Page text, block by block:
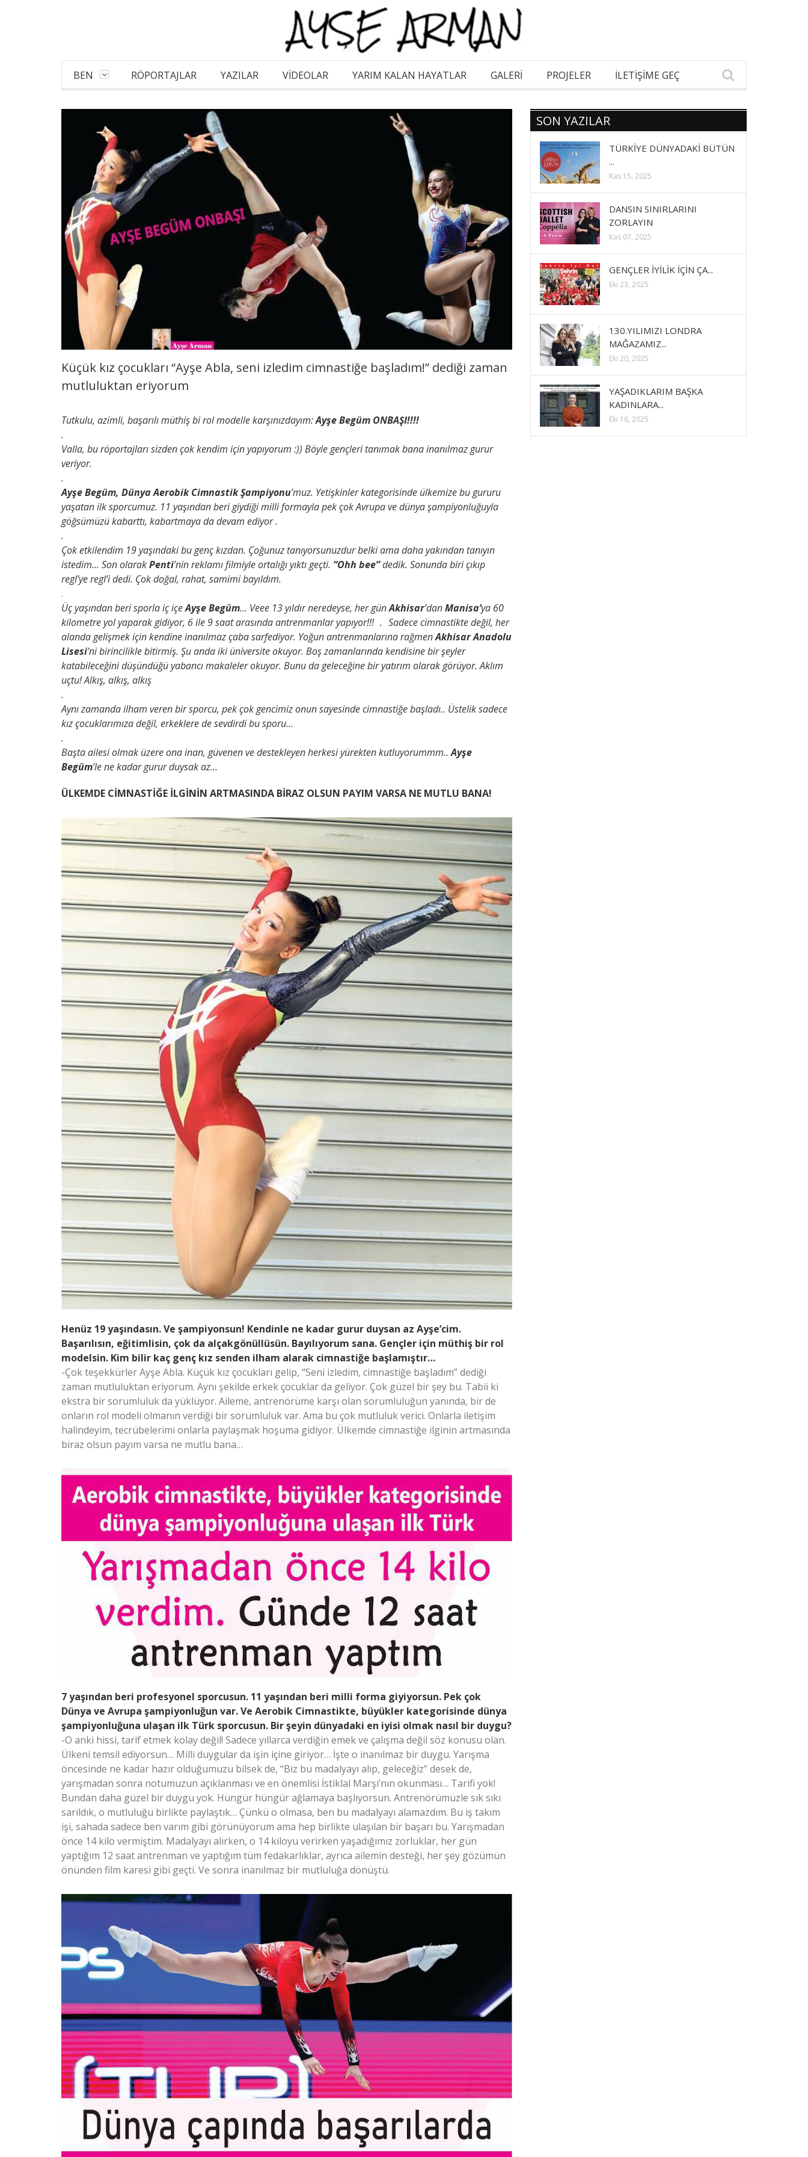
BEN RÖPORTAJLAR YAZILAR VİDEOLAR YARIM KALAN HAYATLAR GALERI PROJELER İLETİŞİME GEÇ
Küçük kız çocukları “Ayşe Abla, seni izledim cimnastiğe başladım!” dediği zaman
mutluluktan eriyorum
Tutkulu, azimli, başarılı müthiş bi rol modelle karşınızdayım:Ayşe Begüm ONBAŞI!!!!
.
Valla, bu röportajları sizden çok kendim için yapıyorum :)) Böyle gençleri tanımak bana inanılmaz gurur
veriyor.
.
Ayşe Begüm, Dünya Aerobik Cimnastik Şampiyonu’muz. Yetişkinler kategorisinde ülkemize bu gururu
yaşatan ilk sporcumuz. 11 yaşından beri giydiği milli formayla pek çok Avrupa ve dünya şampiyonluğuyla
göğsümüzü kabarttı, kabartmaya da devam ediyor .
.
Çok etkilendim 19 yaşındaki bu genç kızdan. Çoğunuz tanıyorsunuzdur belki ama daha yakından tanıyın
istedim… Son olarakPenti’nin reklamı filmiyle ortalığı yıktı geçti. “Ohh bee”dedik. Sonunda biri çıkıp
regl’ye regl’i dedi. Çok doğal, rahat, samimi bayıldım.
.
Üç yaşından beri sporla iç içeAyşe Begüm… Veee 13 yıldır neredeyse, her günAkhisar’danManisa’ya 60
kilometre yol yaparak gidiyor, 6 ile 9 saat arasında antrenmanlar yapıyor!!! . Sadece cimnastikte değil, her
alanda gelişmek için kendine inanılmaz çaba sarfediyor. Yoğun antrenmanlarına rağmenAkhisar Anadolu
Lisesi’ni birincilikle bitirmiş. Şu anda iki üniversite okuyor. Boş zamanlarında kendisine bir şeyler
katabileceğini düşündüğü yabancı makaleler okuyor. Bunu da geleceğine bir yatırım olarak görüyor. Aklım
uçtu! Alkış, alkış, alkış
.
Aynı zamanda ilham veren bir sporcu, pek çok gencimiz onun sayesinde cimnastiğe başladı.. Üstelik sadece
kız çocuklarımıza değil, erkeklere de sevdirdi bu sporu…
.
Başta ailesi olmak üzere ona inan, güvenen ve destekleyen herkesi yürekten kutluyorummm..Ayşe
Begüm’le ne kadar gurur duysak az…
ÜLKEMDE CİMNASTİĞE İLGİNİN ARTMASINDA BİRAZ OLSUN PAYIM VARSA NE MUTLU BANA!
Henüz 19 yaşındasın. Ve şampiyonsun! Kendinle ne kadar gurur duysan az Ayşe’cim.
Başarılısın, eğitimlisin, çok da alçakgönüllüsün. Bayılıyorum sana. Gençler için müthiş bir rol
modelsin. Kim bilir kaç genç kız senden ilham alarak cimnastiğe başlamıştır…
-Çok teşekkürler Ayşe Abla. Küçük kız çocukları gelip, “Seni izledim, cimnastiğe başladım” dediği
zaman mutluluktan eriyorum. Aynı şekilde erkek çocuklar da geliyor. Çok güzel bir şey bu. Tabii ki
ekstra bir sorumluluk da yüklüyor. Aileme, antrenörüme karşı olan sorumluluğun yanında, bir de
onların rol modeli olmanın verdiği bir sorumluluk var. Ama bu çok mutluluk verici. Onlarla iletişim
halindeyim, tecrübelerimi onlarla paylaşmak hoşuma gidiyor. Ülkemde cimnastiğe ilginin artmasında
biraz olsun payım varsa ne mutlu bana…
7 yaşından beri profesyonel sporcusun. 11 yaşından beri milli forma giyiyorsun. Pek çok
Dünya ve Avrupa şampiyonluğun var. Ve Aerobik Cimnastikte, büyükler kategorisinde dünya
şampiyonluğuna ulaşan ilk Türk sporcusun. Bir şeyin dünyadaki en iyisi olmak nasıl bir duygu?
-O anki hissi, tarif etmek kolay değil! Sadece yıllarca verdiğin emek ve çalışma değil söz konusu olan.
Ülkeni temsil ediyorsun… Milli duygular da işin içine giriyor… İşte o inanılmaz bir duygu. Yarışma
öncesinde ne kadar hazır olduğumuzu bilsek de, “Biz bu madalyayı alıp, geleceğiz” desek de,
yarışmadan sonra notumuzun açıklanması ve en önemlisi İstiklal Marşı’nın okunması… Tarifi yok!
Bundan daha güzel bir duygu yok. Hüngür hüngür ağlamaya başlıyorsun. Antrenörümüzle sık sıkı
sarıldık, o mutluluğu birlikte paylaştık… Çünkü o olmasa, ben bu madalyayı alamazdım. Bu iş takım
işi, sahada sadece ben varım gibi görünüyorum ama hep birlikte ulaşılan bir başarı bu. Yarışmadan
önce 14 kilo vermiştim. Madalyayı alırken, o 14 kiloyu verirken yaşadığımız zorluklar, her gün
yaptığım 12 saat antrenman ve yaptığım tüm fedakarlıklar, ayrıca ailemin desteği, her şey gözümün
önünden film karesi gibi geçti. Ve sonra inanılmaz bir mutluluğa dönüştü.
SON YAZILAR
TÜRKİYE DÜNYADAKİ BÜTÜN
...
Kas 15, 2025
DANSIN SINIRLARINI
ZORLAYIN
Kas 07, 2025
GENÇLER İYİLİK İÇİN ÇA...
Eki 23, 2025
130.YILIMIZI LONDRA
MAĞAZAMIZ...
Eki 20, 2025
YAŞADIKLARIM BAŞKA
KADINLARA...
Eki 16, 2025